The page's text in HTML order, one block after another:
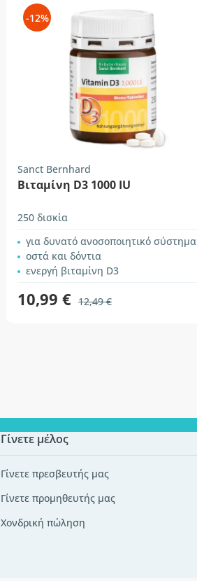
-12%
Sanct Bernhard
Βιταμίνη D3 1000 IU
250 δισκία
για δυνατό ανοσοποιητικό σύστημα
οστά και δόντια
ενεργή βιταμίνη D3
10,99 € 12,49 €
Γίνετε μέλος
Γίνετε πρεσβευτής μας
Γίνετε προμηθευτής μας
Χονδρική πώληση